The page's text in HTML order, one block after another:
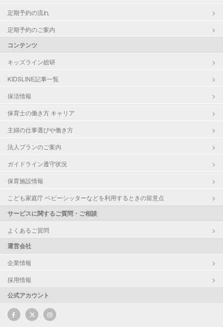
定期予約の流れ
定期予約のご案内
コンテンツ
キッズライン総研
KIDSLINE記事一覧
保活情報
保育士の働き方 キャリア
主婦の仕事選びや働き方
法人プランのご案内
ガイドライン遵守状況
保育施設情報
こども家庭庁 ベビーシッターなどを利用するときの留意点
サービスに関するご質問・ご相談
よくあるご質問
運営会社
企業情報
採用情報
公式アカウント